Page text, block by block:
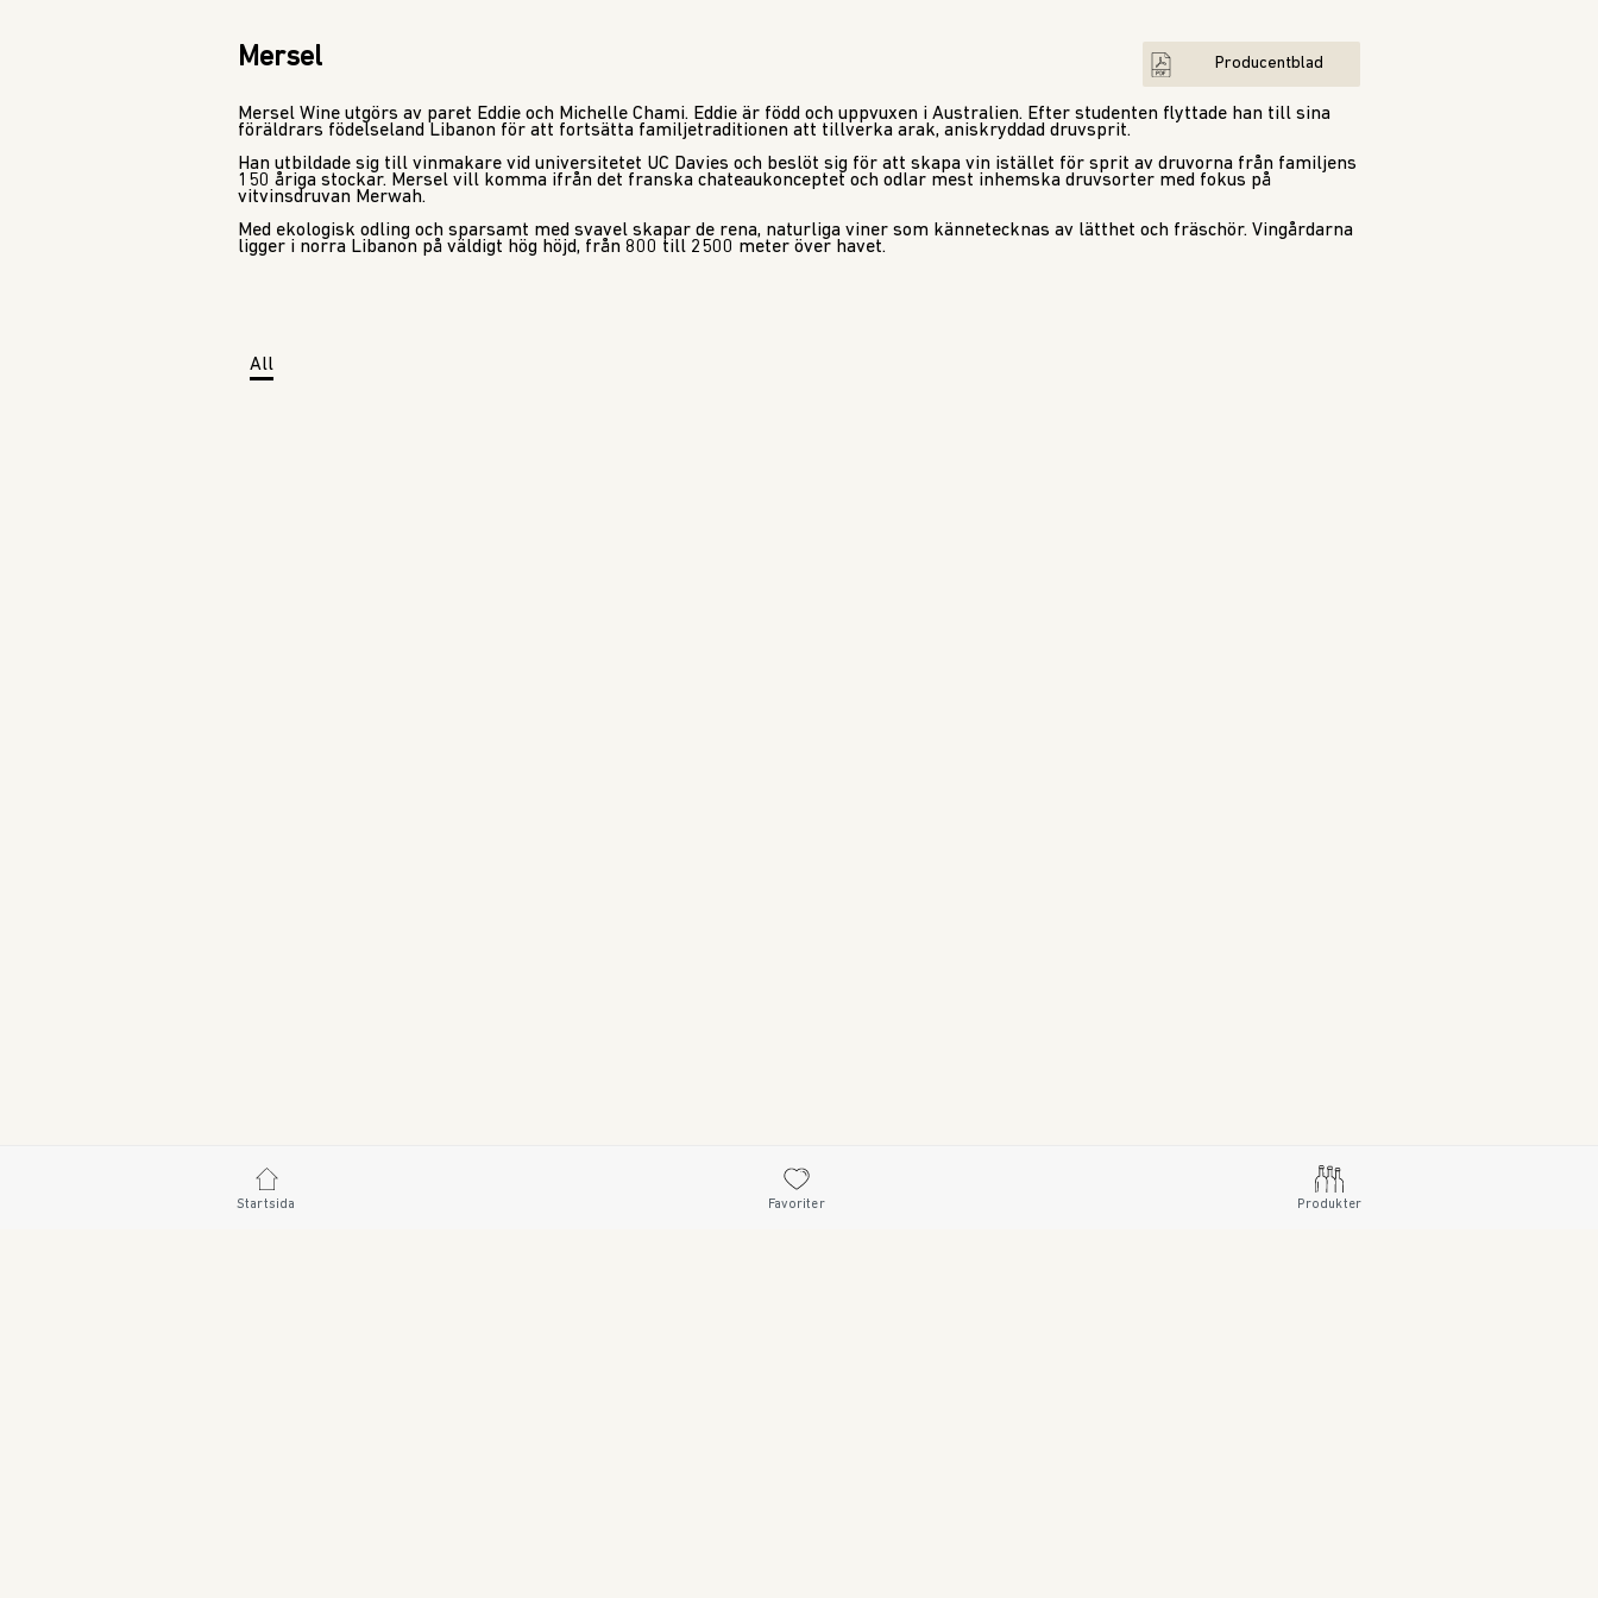
Mersel Producentblad
Mersel Wine utgörs av paret Eddie och Michelle Chami. Eddie är född och uppvuxen i Australien. Efter studenten flyttade han till sina
föräldrars födelseland Libanon för att fortsätta familjetraditionen att tillverka arak, aniskryddad druvsprit.
Han utbildade sig till vinmakare vid universitetet UC Davies och beslöt sig för att skapa vin istället för sprit av druvorna från familjens
150 åriga stockar. Mersel vill komma ifrån det franska chateaukonceptet och odlar mest inhemska druvsorter med fokus på
vitvinsdruvan Merwah.
Med ekologisk odling och sparsamt med svavel skapar de rena, naturliga viner som kännetecknas av lätthet och fräschör. Vingårdarna
ligger i norra Libanon på väldigt hög höjd, från 800 till 2500 meter över havet.
All
Startsida Favoriter Produkter